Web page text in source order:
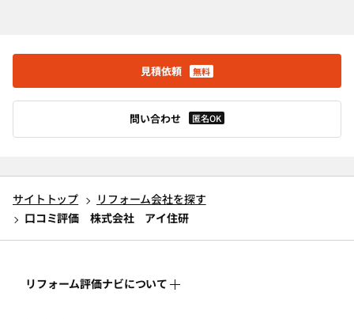
見積依頼 無料
問い合わせ 匿名OK
サイトトップ
リフォーム会社を探す
口コミ評価 株式会社 アイ住研
リフォーム評価ナビについて